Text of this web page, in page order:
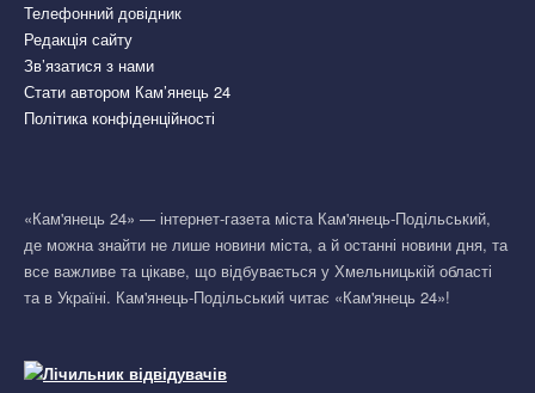
Телефонний довідник
Редакція сайту
Зв’язатися з нами
Стати автором Кам’янець 24
Політика конфіденційності
«Кам'янець 24» — інтернет-газета міста Кам'янець-Подільський,
де можна знайти не лише новини міста, а й останні новини дня, та
все важливе та цікаве, що відбувається у Хмельницькій області
та в Україні. Кам'янець-Подільський читає «Кам'янець 24»!